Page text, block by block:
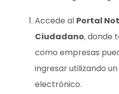
Accede al Portal
Ciudadano, donde
como empresas
ingresar utilizando
electrónico.